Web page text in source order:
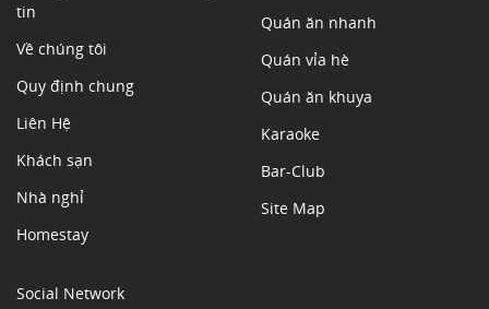
tin
Về chúng tôi
Quy định chung
Liên Hệ
Khách sạn
Nhà nghỉ
Homestay
Quán ăn nhanh
Quán vỉa hè
Quán ăn khuya
Karaoke
Bar-Club
Site Map
Social Network